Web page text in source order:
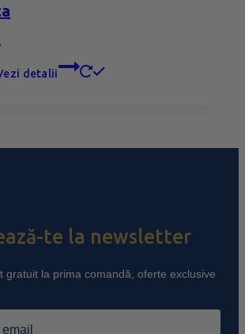
vezi detalii
te la newsletter
gratuit la prima comandă, oferte exclusive